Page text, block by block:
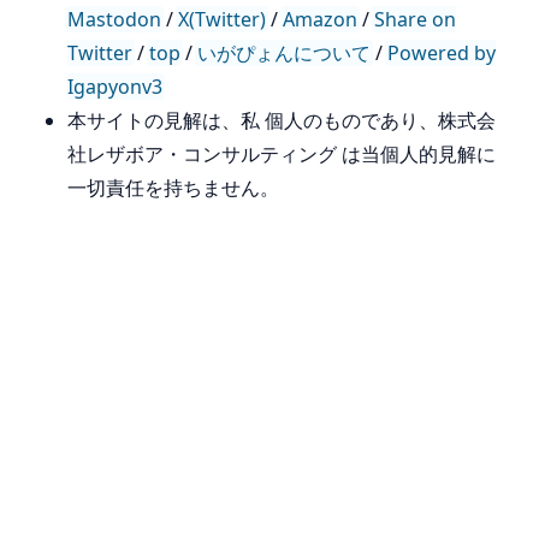
Mastodon /X(Twitter)/Amazon /Share on
Twitter/top / いがぴょんについて / Powered by
Igapyonv3
本サイトの見解は、私 個人のものであり、株式会
社レザボア・コンサルティング は当個人的見解に
一切責任を持ちません。